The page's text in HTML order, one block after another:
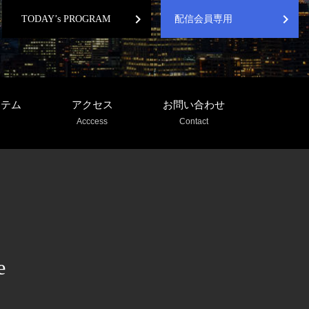
TODAY’s PROGRAM chevron_right 配信会員専用 chevron_right
ム アクセス
Acccess
お問い合わせ
Contact